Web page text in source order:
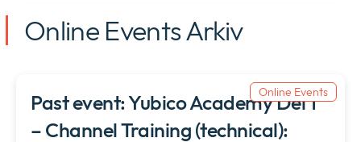
sub
menu
Online Events Arkiv
Online Events
Past event: Yubico Academy Del 1
– Channel Training (technical):